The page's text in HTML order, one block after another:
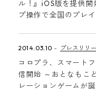
ル！』iOS版を提供
プ操作で全国のプレ
2014.03.10 プレスリリ
コロプラ、スマート
信開始 ～おとなもこ
レーションゲームが